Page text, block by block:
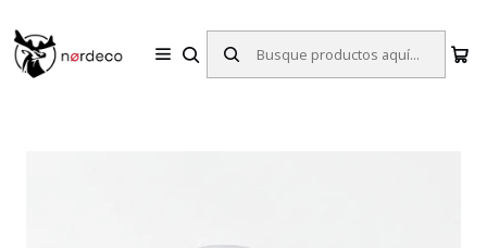
Inicio Taburete White Estilo Escandinavo